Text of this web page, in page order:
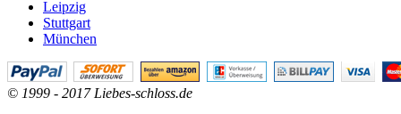
Leipzig
Stuttgart
München
© 1999 - 2017 Liebes-schloss.de